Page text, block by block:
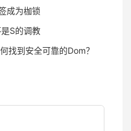
成为枷锁
S的调教
找到安全可靠的Dom？